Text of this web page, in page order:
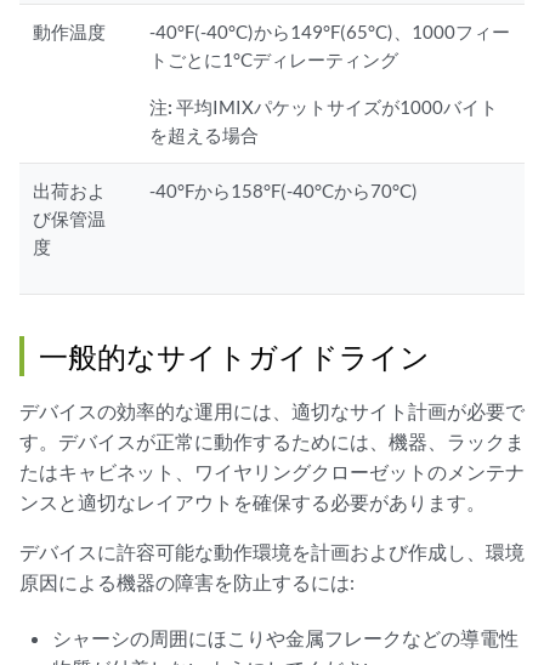
動作温度
-40°F(-40°C)から149°F(65°C)、1000フィー
トごとに1°Cディレーティング
注: 平均IMIXパケットサイズが1000バイト
を超える場合
出荷およ
び保管温
度
-40°Fから158°F(-40°Cから70°C)
一般的なサイトガイドライン
デバイスの効率的な運用には、適切なサイト計画が必要で
す。デバイスが正常に動作するためには、機器、ラックま
たはキャビネット、ワイヤリングクローゼットのメンテナ
ンスと適切なレイアウトを確保する必要があります。
デバイスに許容可能な動作環境を計画および作成し、環境
原因による機器の障害を防止するには:
シャーシの周囲にほこりや金属フレークなどの導電性